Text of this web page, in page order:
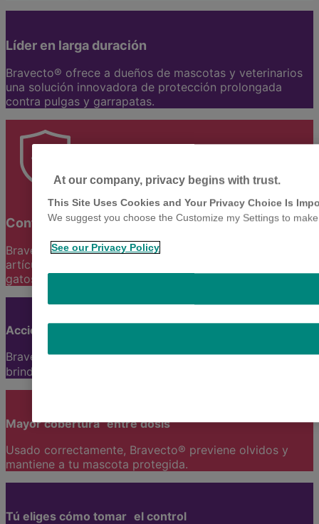
Líder en larga duración
Bravecto® ofrece a dueños de mascotas y veterinarios
una solución innovadora de protección prolongada
contra pulgas y garrapatas.
Confianza y seguridad
Bravecto® cuenta con más de 170 estudios y 80
artículos que respaldan su seguridad para perros y
gatos.
Acción rápida y duradera
Bravecto® elimina pulgas y garrapatas rápidamente,
brindando protección prolongada.
Mayor cobertura entre dosis
Usado correctamente, Bravecto® previene olvidos y
mantiene a tu mascota protegida.
Tú eliges cómo tomar el control
At our company, privacy begins with trust.
This Site Uses Cookies and Your Privacy Choice Is
We suggest you choose the Customize my Settings to
See our Privacy Policy